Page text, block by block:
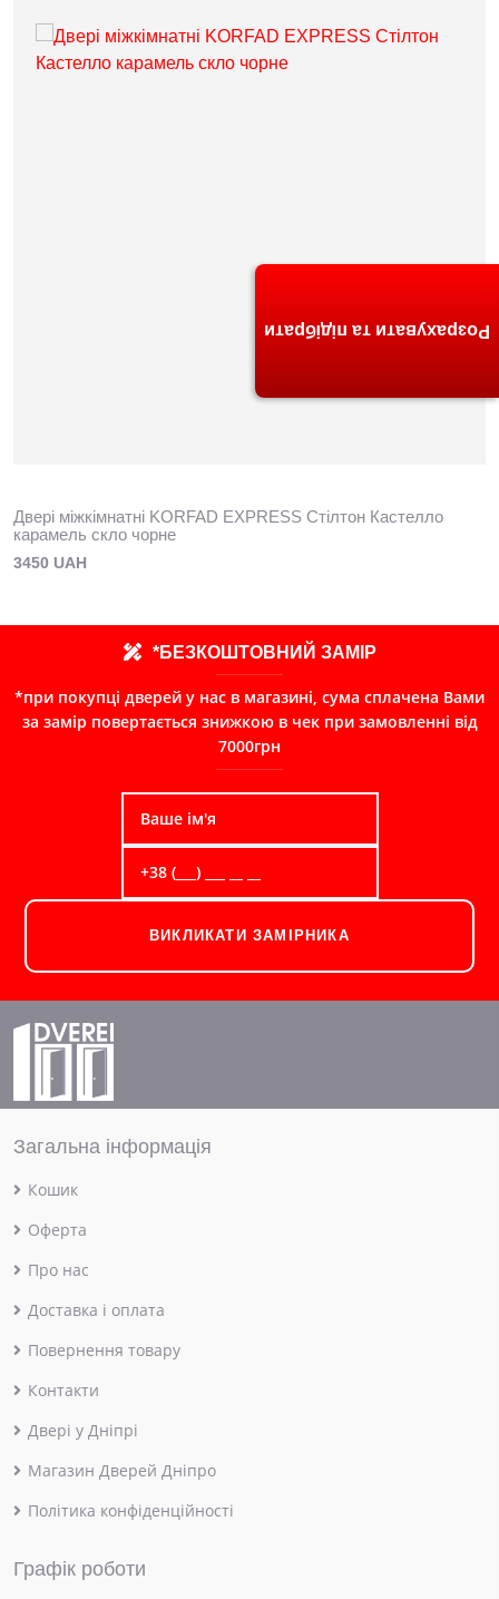
Двері міжкімнатні KORFAD EXPRESS Стілтон Кастелло
карамель скло чорне
3450 UAH
*БЕЗКОШТОВНИЙ ЗАМІР
*при покупці дверей у нас в магазині, сума сплачена Вами
за замір повертається знижкою в чек при замовленні від
7000грн
ВИКЛИКАТИ ЗАМІРНИКА
Загальна інформація
Кошик
Оферта
Про нас
Доставка і оплата
Повернення товару
Контакти
Двері у Дніпрі
Магазин Дверей Дніпро
Політика конфіденційності
Графік роботи
Розрахувати та підібрати